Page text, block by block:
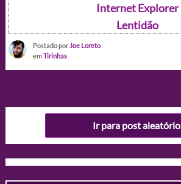
Internet Explorer
Lentidão
Postado por Joe Loreto
emTirinhas
Ir para post aleatório